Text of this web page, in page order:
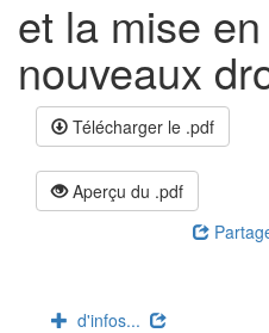
et la mise
nouveaux
Télécharger le .pdf
Aperçu du .pdf
d'infos...